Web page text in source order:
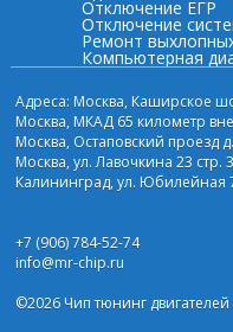
Отключение ЕГР
Отключение
Ремонт
Компьютерная
Адреса: Москва, Каширское
Москва, МКАД 65 километр
Москва, Остаповский проезд
Москва, ул. Лавочкина 23 стр.
Калининград, ул. Юбилейная
+7 (906) 784-52-74
info@mr-chip.ru
©2026 Чип тюнинг